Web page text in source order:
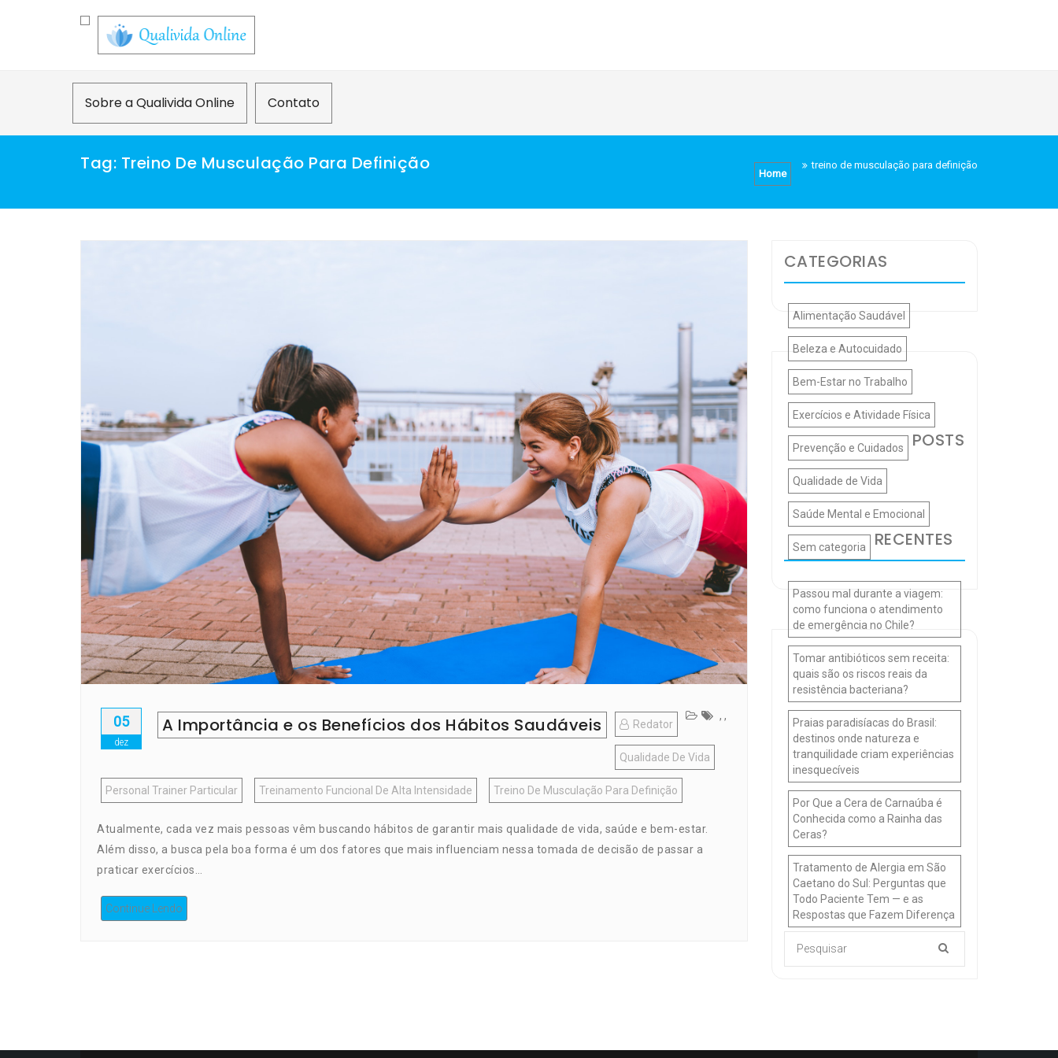
Sobre a Qualivida Online Contato
Tag: Treino De Musculação Para Definição Home
treino de musculação para definição
05
dez
A Importância e os Benefícios dos Hábitos Saudáveis Redator
Qualidade De Vida
Personal Trainer Particular
,
Treinamento Funcional De Alta Intensidade
,
Treino De Musculação Para Definição
Atualmente, cada vez mais pessoas vêm buscando hábitos de garantir mais qualidade de vida, saúde e bem-estar.
Além disso, a busca pela boa forma é um dos fatores que mais influenciam nessa tomada de decisão de passar a
praticar exercícios…
Continue Lendo
CATEGORIAS
Alimentação Saudável
Beleza e Autocuidado
Bem-Estar no Trabalho
Exercícios e Atividade Física
Prevenção e Cuidados
Qualidade de Vida
Saúde Mental e Emocional
Sem categoria
POSTS
RECENTES
Passou mal durante a viagem:
como funciona o atendimento
de emergência no Chile?
Tomar antibióticos sem receita:
quais são os riscos reais da
resistência bacteriana?
Praias paradisíacas do Brasil:
destinos onde natureza e
tranquilidade criam experiências
inesquecíveis
Por Que a Cera de Carnaúba é
Conhecida como a Rainha das
Ceras?
Tratamento de Alergia em São
Caetano do Sul: Perguntas que
Todo Paciente Tem — e as
Respostas que Fazem Diferença